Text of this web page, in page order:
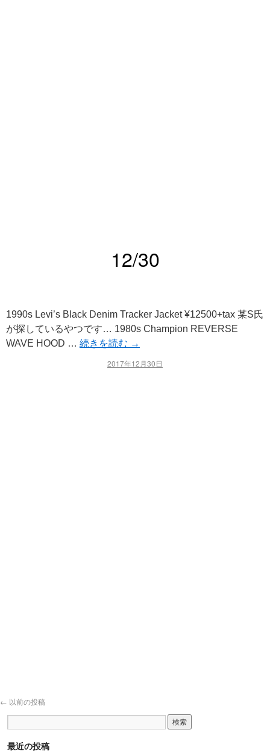
12/30
1990s Levi’s Black Denim Tracker Jacket ¥12500+tax 某S氏
が探しているやつです… 1980s Champion REVERSE
WAVE HOOD … 続きを読む →
2017年12月30日
← 以前の投稿
最近の投稿